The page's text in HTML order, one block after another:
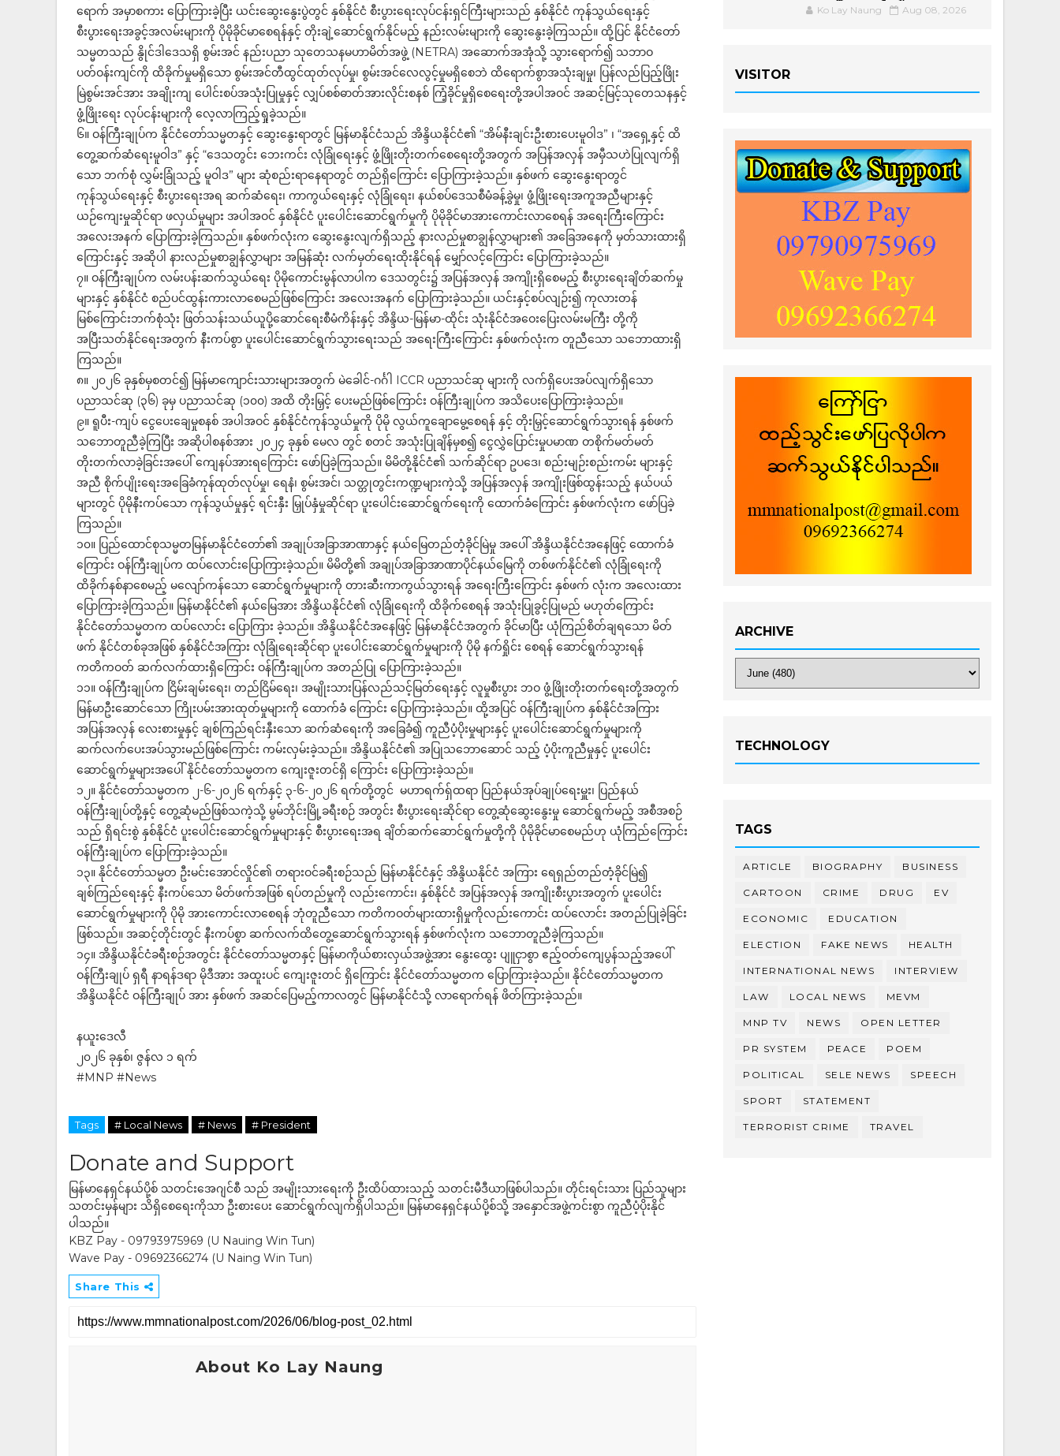
ရောက် အမှာစကား ပြောကြားခဲ့ပြီး ယင်းဆွေးနွေးပွဲတွင် နှစ်နိုင်ငံ စီးပွားရေးလုပ်ငန်းရှင်ကြီးများသည် နှစ်နိုင်ငံ ကုန်သွယ်ရေးနှင့်
စီးပွားရေးအခွင့်အလမ်းများကို ပိုမိုခိုင်မာစေရန်နှင့် တိုးချဲ့ဆောင်ရွက်နိုင်မည့် နည်းလမ်းများကို ဆွေးနွေးခဲ့ကြသည်။ ထို့ပြင် နိုင်ငံတော်
သမ္မတသည် နွိုင်ဒါဒေသရှိ စွမ်းအင် နည်းပညာ သုတေသနမဟာမိတ်အဖွဲ့ (NETRA) အဆောက်အအုံသို့ သွားရောက်၍ သဘာဝ
ပတ်ဝန်းကျင်ကို ထိခိုက်မှုမရှိသော စွမ်းအင်တီထွင်ထုတ်လုပ်မှု၊ စွမ်းအင်လေလွင့်မှုမရှိစေဘဲ ထိရောက်စွာအသုံးချမှု၊ ပြန်လည်ပြည့်ဖြိုး
မြဲစွမ်းအင်အား အချိုးကျ ပေါင်းစပ်အသုံးပြုမှုနှင့် လျှပ်စစ်ဓာတ်အားလိုင်းစနစ် ကြံ့ခိုင်မှုရှိစေရေးတို့အပါအဝင် အဆင့်မြင့်သုတေသနနှင့်
ဖွံ့ဖြိုးရေး လုပ်ငန်းများကို လေ့လာကြည့်ရှုခဲ့သည်။
၆။ ဝန်ကြီးချုပ်က နိုင်ငံတော်သမ္မတနှင့် ဆွေးနွေးရာတွင် မြန်မာနိုင်ငံသည် အိန္ဒိယနိုင်ငံ၏ “အိမ်နီးချင်းဦးစားပေးမူဝါဒ” ၊ “အရှေ့နှင့် ထိ
တွေ့ဆက်ဆံရေးမူဝါဒ” နှင့် “ဒေသတွင်း ဘေးကင်း လုံခြုံရေးနှင့် ဖွံ့ဖြိုးတိုးတက်စေရေးတို့အတွက် အပြန်အလှန် အမှီသဟဲပြုလျက်ရှိ
သော ဘက်စုံ လွှမ်းခြုံသည့် မူဝါဒ” များ ဆုံစည်းရာနေရာတွင် တည်ရှိကြောင်း ပြောကြားခဲ့သည်။ နှစ်ဖက် ဆွေးနွေးရာတွင်
ကုန်သွယ်ရေးနှင့် စီးပွားရေးအရ ဆက်ဆံရေး၊ ကာကွယ်ရေးနှင့် လုံခြုံရေး၊ နယ်စပ်ဒေသစီမံခန့်ခွဲမှု၊ ဖွံ့ဖြိုးရေးအကူအညီများနှင့်
ယဉ်ကျေးမှုဆိုင်ရာ ဖလှယ်မှုများ အပါအဝင် နှစ်နိုင်ငံ ပူးပေါင်းဆောင်ရွက်မှုကို ပိုမိုခိုင်မာအားကောင်းလာစေရန် အရေးကြီးကြောင်း
အလေးအနက် ပြောကြားခဲ့ကြသည်။ နှစ်ဖက်လုံးက ဆွေးနွေးလျက်ရှိသည့် နားလည်မှုစာချွန်လွှာများ၏ အခြေအနေကို မှတ်သားထားရှိ
ကြောင်းနှင့် အဆိုပါ နားလည်မှုစာချွန်လွှာများ အမြန်ဆုံး လက်မှတ်ရေးထိုးနိုင်ရန် မျှော်လင့်ကြောင်း ပြောကြားခဲ့သည်။
၇။ ဝန်ကြီးချုပ်က လမ်းပန်းဆက်သွယ်ရေး ပိုမိုကောင်းမွန်လာပါက ဒေသတွင်း၌ အပြန်အလှန် အကျိုးရှိစေမည့် စီးပွားရေးချိတ်ဆက်မှု
များနှင့် နှစ်နိုင်ငံ စည်ပင်ထွန်းကားလာစေမည်ဖြစ်ကြောင်း အလေးအနက် ပြောကြားခဲ့သည်။ ယင်းနှင့်စပ်လျဉ်း၍ ကုလားတန်
မြစ်ကြောင်းဘက်စုံသုံး ဖြတ်သန်းသယ်ယူပို့ဆောင်ရေးစီမံကိန်းနှင့် အိန္ဒိယ-မြန်မာ-ထိုင်း သုံးနိုင်ငံအဝေးပြေးလမ်းမကြီး တို့ကို
အပြီးသတ်နိုင်ရေးအတွက် နီးကပ်စွာ ပူးပေါင်းဆောင်ရွက်သွားရေးသည် အရေးကြီးကြောင်း နှစ်ဖက်လုံးက တူညီသော သဘောထားရှိ
ကြသည်။
၈။ ၂၀၂၆ ခုနှစ်မှစတင်၍ မြန်မာကျောင်းသားများအတွက် မဲခေါင်-ဂင်္ဂါ ICCR ပညာသင်ဆု များကို လက်ရှိပေးအပ်လျက်ရှိသော
ပညာသင်ဆု (၃၆) ခုမှ ပညာသင်ဆု (၁၀၀) အထိ တိုးမြှင့် ပေးမည်ဖြစ်ကြောင်း ဝန်ကြီးချုပ်က အသိပေးပြောကြားခဲ့သည်။
၉။ ရူပီး-ကျပ် ငွေပေးချေမှုစနစ် အပါအဝင် နှစ်နိုင်ငံကုန်သွယ်မှုကို ပိုမို လွယ်ကူချောမွေ့စေရန် နှင့် တိုးမြှင့်ဆောင်ရွက်သွားရန် နှစ်ဖက်
သဘောတူညီခဲ့ကြပြီး အဆိုပါစနစ်အား ၂၀၂၄ ခုနှစ် မေလ တွင် စတင် အသုံးပြုချိန်မှစ၍ ငွေလွှဲပြောင်းမှုပမာဏ တစိုက်မတ်မတ်
တိုးတက်လာခဲ့ခြင်းအပေါ် ကျေနပ်အားရကြောင်း ဖော်ပြခဲ့ကြသည်။ မိမိတို့နိုင်ငံ၏ သက်ဆိုင်ရာ ဥပဒေ၊ စည်းမျဉ်းစည်းကမ်း များနှင့်
အညီ စိုက်ပျိုးရေးအခြေခံကုန်ထုတ်လုပ်မှု၊ ရေနံ၊ စွမ်းအင်၊ သတ္တုတွင်းကဏ္ဍများကဲ့သို့ အပြန်အလှန် အကျိုးဖြစ်ထွန်းသည့် နယ်ပယ်
များတွင် ပိုမိုနီးကပ်သော ကုန်သွယ်မှုနှင့် ရင်းနှီး မြှုပ်နှံမှုဆိုင်ရာ ပူးပေါင်းဆောင်ရွက်ရေးကို ထောက်ခံကြောင်း နှစ်ဖက်လုံးက ဖော်ပြခဲ့
ကြသည်။
၁၀။ ပြည်ထောင်စုသမ္မတမြန်မာနိုင်ငံတော်၏ အချုပ်အခြာအာဏာနှင့် နယ်မြေတည်တံ့ခိုင်မြဲမှု အပေါ် အိန္ဒိယနိုင်ငံအနေဖြင့် ထောက်ခံ
ကြောင်း ဝန်ကြီးချုပ်က ထပ်လောင်းပြောကြားခဲ့သည်။ မိမိတို့၏ အချုပ်အခြာအာဏာပိုင်နယ်မြေကို တစ်ဖက်နိုင်ငံ၏ လုံခြုံရေးကို
ထိခိုက်နစ်နာစေမည့် မလျော်ကန်သော ဆောင်ရွက်မှုများကို တားဆီးကာကွယ်သွားရန် အရေးကြီးကြောင်း နှစ်ဖက် လုံးက အလေးထား
ပြောကြားခဲ့ကြသည်။ မြန်မာနိုင်ငံ၏ နယ်မြေအား အိန္ဒိယနိုင်ငံ၏ လုံခြုံရေးကို ထိခိုက်စေရန် အသုံးပြုခွင့်ပြုမည် မဟုတ်ကြောင်း
နိုင်ငံတော်သမ္မတက ထပ်လောင်း ပြောကြား ခဲ့သည်။ အိန္ဒိယနိုင်ငံအနေဖြင့် မြန်မာနိုင်ငံအတွက် ခိုင်မာပြီး ယုံကြည်စိတ်ချရသော မိတ်
ဖက် နိုင်ငံတစ်ခုအဖြစ် နှစ်နိုင်ငံအကြား လုံခြုံရေးဆိုင်ရာ ပူးပေါင်းဆောင်ရွက်မှုများကို ပိုမို နက်ရှိုင်း စေရန် ဆောင်ရွက်သွားရန်
ကတိကဝတ် ဆက်လက်ထားရှိကြောင်း ဝန်ကြီးချုပ်က အတည်ပြု ပြောကြားခဲ့သည်။
၁၁။ ဝန်ကြီးချုပ်က ငြိမ်းချမ်းရေး၊ တည်ငြိမ်ရေး၊ အမျိုးသားပြန်လည်သင့်မြတ်ရေးနှင့် လူမှုစီးပွား ဘဝ ဖွံ့ဖြိုးတိုးတက်ရေးတို့အတွက်
မြန်မာဦးဆောင်သော ကြိုးပမ်းအားထုတ်မှုများကို ထောက်ခံ ကြောင်း ပြောကြားခဲ့သည်။ ထို့အပြင် ဝန်ကြီးချုပ်က နှစ်နိုင်ငံအကြား
အပြန်အလှန် လေးစားမှုနှင့် ချစ်ကြည်ရင်းနှီးသော ဆက်ဆံရေးကို အခြေခံ၍ ကူညီပံ့ပိုးမှုများနှင့် ပူးပေါင်းဆောင်ရွက်မှုများကို
ဆက်လက်ပေးအပ်သွားမည်ဖြစ်ကြောင်း ကမ်းလှမ်းခဲ့သည်။ အိန္ဒိယနိုင်ငံ၏ အပြုသဘောဆောင် သည့် ပံ့ပိုးကူညီမှုနှင့် ပူးပေါင်း
ဆောင်ရွက်မှုများအပေါ် နိုင်ငံတော်သမ္မတက ကျေးဇူးတင်ရှိ ကြောင်း ပြောကြားခဲ့သည်။
၁၂။ နိုင်ငံတော်သမ္မတက ၂-၆-၂၀၂၆ ရက်နှင့် ၃-၆-၂၀၂၆ ရက်တို့တွင် မဟာရက်ရှ်ထရာ ပြည်နယ်အုပ်ချုပ်ရေးမှူး၊ ပြည်နယ်
ဝန်ကြီးချုပ်တို့နှင့် တွေ့ဆုံမည်ဖြစ်သကဲ့သို့ မွမ်ဘိုင်းမြို့ခရီးစဉ် အတွင်း စီးပွားရေးဆိုင်ရာ တွေ့ဆုံဆွေးနွေးမှု ဆောင်ရွက်မည့် အစီအစဉ်
သည် ရှိရင်းစွဲ နှစ်နိုင်ငံ ပူးပေါင်းဆောင်ရွက်မှုများနှင့် စီးပွားရေးအရ ချိတ်ဆက်ဆောင်ရွက်မှုတို့ကို ပိုမိုခိုင်မာစေမည်ဟု ယုံကြည်ကြောင်း
ဝန်ကြီးချုပ်က ပြောကြားခဲ့သည်။
၁၃။ နိုင်ငံတော်သမ္မတ ဦးမင်းအောင်လှိုင်၏ တရားဝင်ခရီးစဉ်သည် မြန်မာနိုင်ငံနှင့် အိန္ဒိယနိုင်ငံ အကြား ရေရှည်တည်တံ့ခိုင်မြဲ၍
ချစ်ကြည်ရေးနှင့် နီးကပ်သော မိတ်ဖက်အဖြစ် ရပ်တည်မှုကို လည်းကောင်း၊ နှစ်နိုင်ငံ အပြန်အလှန် အကျိုးစီးပွားအတွက် ပူးပေါင်း
ဆောင်ရွက်မှုများကို ပိုမို အားကောင်းလာစေရန် ဘုံတူညီသော ကတိကဝတ်များထားရှိမှုကိုလည်းကောင်း ထပ်လောင်း အတည်ပြုခဲ့ခြင်း
ဖြစ်သည်။ အဆင့်တိုင်းတွင် နီးကပ်စွာ ဆက်လက်ထိတွေ့ဆောင်ရွက်သွားရန် နှစ်ဖက်လုံးက သဘောတူညီခဲ့ကြသည်။
၁၄။ အိန္ဒိယနိုင်ငံခရီးစဉ်အတွင်း နိုင်ငံတော်သမ္မတနှင့် မြန်မာကိုယ်စားလှယ်အဖွဲ့အား နွေးထွေး ပျူငှာစွာ ဧည့်ဝတ်ကျေပွန်သည့်အပေါ်
ဝန်ကြီးချုပ် ရှရီ နာရန်ဒရာ မိုဒီအား အထူးပင် ကျေးဇူးတင် ရှိကြောင်း နိုင်ငံတော်သမ္မတက ပြောကြားခဲ့သည်။ နိုင်ငံတော်သမ္မတက
အိန္ဒိယနိုင်ငံ ဝန်ကြီးချုပ် အား နှစ်ဖက် အဆင်ပြေမည့်ကာလတွင် မြန်မာနိုင်ငံသို့ လာရောက်ရန် ဖိတ်ကြားခဲ့သည်။
နယူးဒေလီ
၂၀၂၆ ခုနှစ်၊ ဇွန်လ ၁ ရက်
#MNP #News
Tags # Local News # News # President
Donate and Support
မြန်မာနေရှင်နယ်ပို့စ် သတင်းအေဂျင်စီ သည် အမျိုးသားရေးကို ဦးထိပ်ထားသည့် သတင်းမီဒီယာဖြစ်ပါသည်။ တိုင်းရင်းသား ပြည်သူများ
သတင်းမှန်များ သိရှိစေရေးကိုသာ ဦးစားပေး ဆောင်ရွက်လျက်ရှိပါသည်။ မြန်မာနေရှင်နယ်ပို့စ်သို့ အနှောင်အဖွဲ့ကင်းစွာ ကူညီပံ့ပိုးနိုင်
ပါသည်။
KBZ Pay - 09793975969 (U Nauing Win Tun)
Wave Pay - 09692366274 (U Naing Win Tun)
Share This
About Ko Lay Naung
Ko Lay Naung Aug 08, 2026
VISITOR
ARCHIVE
TECHNOLOGY
TAGS
ARTICLE BIOGRAPHY BUSINESS
CARTOON CRIME DRUG EV
ECONOMIC EDUCATION
ELECTION FAKE NEWS HEALTH
INTERNATIONAL NEWS INTERVIEW
LAW LOCAL NEWS MEVM
MNP TV NEWS OPEN LETTER
PR SYSTEM PEACE POEM
POLITICAL SELE NEWS SPEECH
SPORT STATEMENT
TERRORIST CRIME TRAVEL